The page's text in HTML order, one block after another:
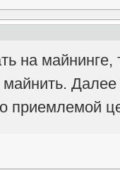
на
приемлемой